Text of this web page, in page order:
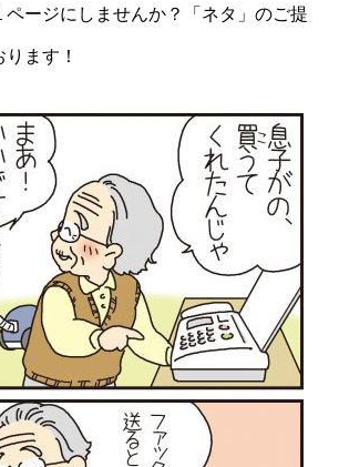
ページにしませんか？「ネタ」のご提
ます！